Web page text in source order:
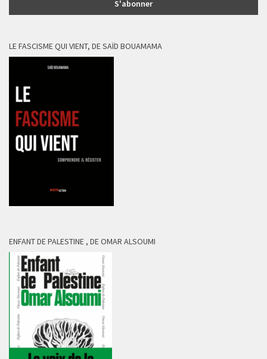
LE FASCISME QUI VIENT, DE SAÏD BOUAMAMA
ENFANT DE PALESTINE , DE OMAR ALSOUMI